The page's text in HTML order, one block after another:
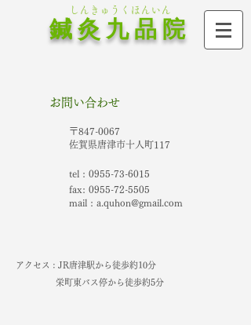
鍼 灸 九 品 院
しんきゅうくほんいん
お問い合わせ
〒847-0067
佐賀県唐津市十人町117
tel : 0955-73-6015
fax: 0955-72-5505
mail : a.quhon@gmail.com
アクセス : JR唐津駅から徒歩約10分
栄町東バス停から徒歩約5分